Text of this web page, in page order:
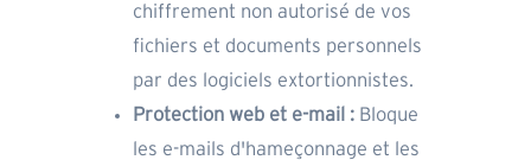
chiffrement non autorisé de vos
fichiers et documents personnels
par des logiciels extortionnistes.
Protection web et e-mail : Bloque
les e-mails d'hameçonnage et les